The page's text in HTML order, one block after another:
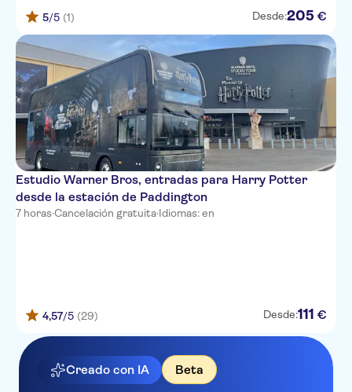
5/5 (1) Desde:205 €
Estudio Warner Bros, entradas para Harry Potter
desde la estación de Paddington
7 horas·Cancelación gratuita·Idiomas: en
4,57/5 (29) Desde:111 €
Creado con IA Beta